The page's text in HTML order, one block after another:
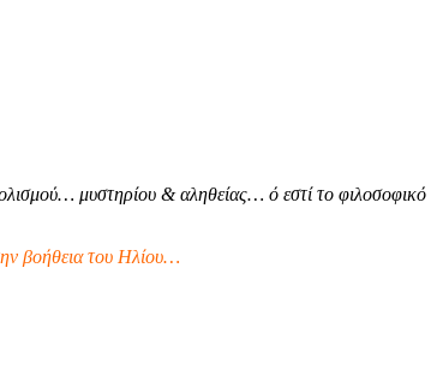
μυστηρίου & αληθείας… ό εστί το φιλοσοφικό
βοήθεια του Ηλίου…